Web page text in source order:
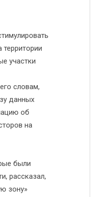
участки
словам,
данных
об
на
были
рассказал,
зону»